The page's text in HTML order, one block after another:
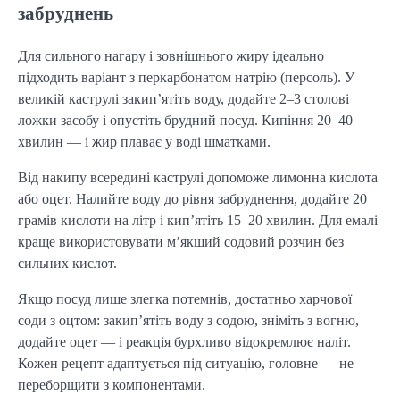
забруднень
Для сильного нагару і зовнішнього жиру ідеально
підходить варіант з перкарбонатом натрію (персоль). У
великій каструлі закип’ятіть воду, додайте 2–3 столові
ложки засобу і опустіть брудний посуд. Кипіння 20–40
хвилин — і жир плаває у воді шматками.
Від накипу всередині каструлі допоможе лимонна кислота
або оцет. Налийте воду до рівня забруднення, додайте 20
грамів кислоти на літр і кип’ятіть 15–20 хвилин. Для емалі
краще використовувати м’якший содовий розчин без
сильних кислот.
Якщо посуд лише злегка потемнів, достатньо харчової
соди з оцтом: закип’ятіть воду з содою, зніміть з вогню,
додайте оцет — і реакція бурхливо відокремлює наліт.
Кожен рецепт адаптується під ситуацію, головне — не
переборщити з компонентами.